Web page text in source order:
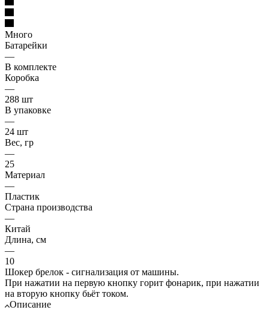
Много
Батарейки
—
В комплекте
Коробка
—
288 шт
В упаковке
—
24 шт
Вес, гр
—
25
Материал
—
Пластик
Страна производства
—
Китай
Длина, см
—
10
Шокер брелок - сигнализация от машины.
При нажатии на первую кнопку горит фонарик, при нажатии
на вторую кнопку бьёт током.
Описание